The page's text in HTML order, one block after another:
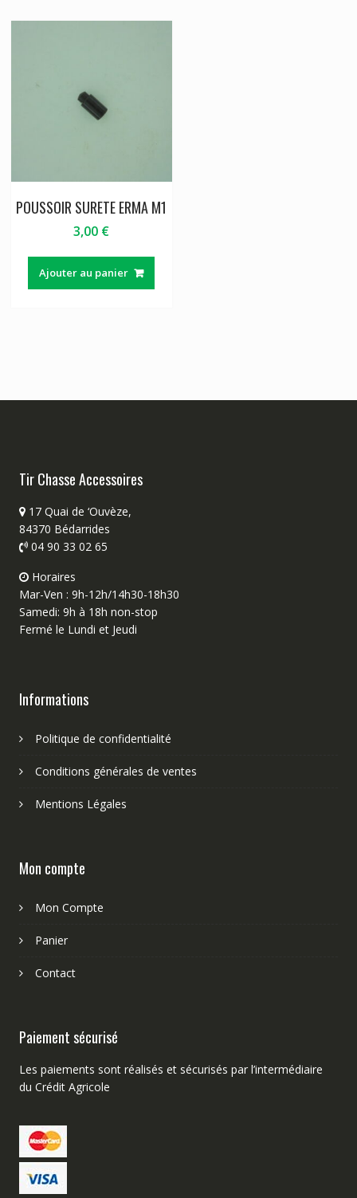
POUSSOIR SURETE ERMA M1
3,00 €
Ajouter au panier
Tir Chasse Accessoires
17 Quai de ‘Ouvèze,
84370 Bédarrides
04 90 33 02 65
Horaires
Mar-Ven : 9h-12h/14h30-18h30
Samedi: 9h à 18h non-stop
Fermé le Lundi et Jeudi
Informations
Politique de confidentialité
Conditions générales de ventes
Mentions Légales
Mon compte
Mon Compte
Panier
Contact
Paiement sécurisé
Les paiements sont réalisés et sécurisés par l’intermédiaire
du Crédit Agricole